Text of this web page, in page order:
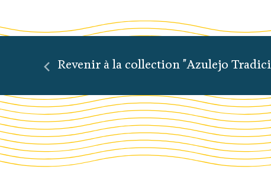
Revenir à la collection "Azulejo